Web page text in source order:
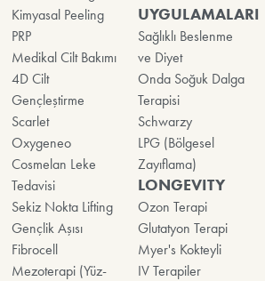
Kimyasal Peeling
PRP
Medikal Cilt Bakımı
4D Cilt
Gençleştirme
Scarlet
Oxygeneo
Cosmelan Leke
Tedavisi
Sekiz Nokta Lifting
Gençlik Aşısı
Fibrocell
Mezoterapi (Yüz-
UYGULAMALARI
Sağlıklı Beslenme
ve Diyet
Onda Soğuk Dalga
Terapisi
Schwarzy
LPG (Bölgesel
Zayıflama)
LONGEVITY
Ozon Terapi
Glutatyon Terapi
Myer's Kokteyli
IV Terapiler